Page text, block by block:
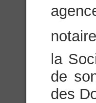
la
de
des